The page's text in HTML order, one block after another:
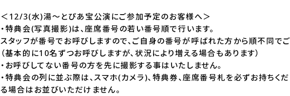
＜12/3(水)湯～とぴあ宝公演にご参加予定のお客様へ＞
・特典会(写真撮影)は、座席番号の若い番号順で行います。
スタッフが番号でお呼びしますので、ご自身の番号が呼ばれた方から順不同でご
（基本的に10名ずつお呼びしますが、状況により増える場合もあります）
・お呼びしてない番号の方を先に撮影する事はいたしません。
・特典会の列に並ぶ際は、スマホ(カメラ)、特典券、座席番号札を必ずお持ちく
る場合はお並びいただけません。